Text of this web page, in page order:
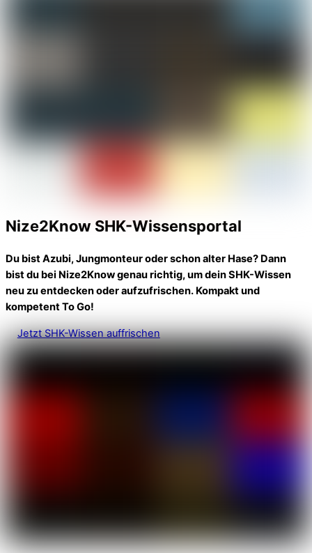
Nize2Know SHK-Wissensportal
Du bist Azubi, Jungmonteur oder schon alter Hase? Dann
bist du bei Nize2Know genau richtig, um dein SHK-Wissen
neu zu entdecken oder aufzufrischen. Kompakt und
kompetent To Go!
Jetzt SHK-Wissen auffrischen